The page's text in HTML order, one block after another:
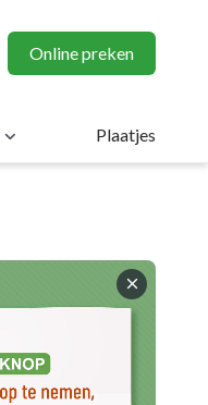
Online preken
Plaatjes